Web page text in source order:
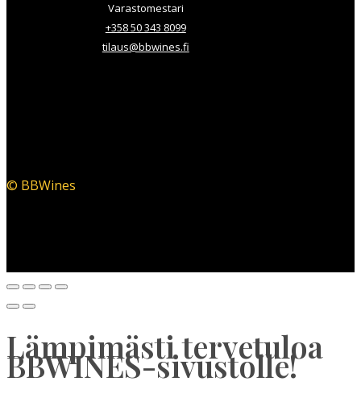
Varastomestari
+358 50 343 8099
tilaus@bbwines.fi
© BBWines
Lämpimästi tervetuloa
BBWINES-sivustolle!